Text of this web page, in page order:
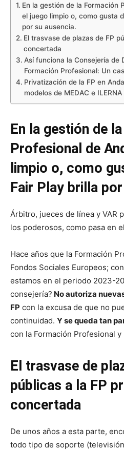
En la gestión de la Formación
el juego limpio o, como gusta
por su ausencia.
El trasvase de plazas de FP
concertada
Así funciona la Consejería de
Formación Profesional: Un
Privatización de la FP en
modelos de MEDAC e ILERNA
En la gestión de
Profesional de
limpio o, como
Fair Play brilla
Árbitro, jueces de línea y VAR
los poderosos, como pasa en
Hace años que la Formación
Fondos Sociales Europeos;
estamos en el periodo 2023-
consejería? No autoriza
FP con la excusa de que no
continuidad. Y se queda tan
con la Formación Profesional
El trasvase de
públicas a la FP
concertada
De unos años a esta parte,
todo tipo de soporte